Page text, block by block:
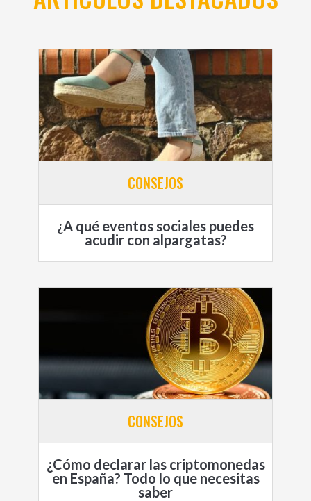
CONSEJOS
¿A qué eventos sociales puedes
acudir con alpargatas?
CONSEJOS
¿Cómo declarar las criptomonedas
en España? Todo lo que necesitas
saber